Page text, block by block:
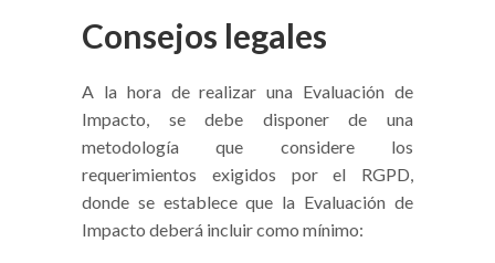
Consejos legales
A la hora de realizar una Evaluación de
Impacto, se debe disponer de una
metodología que considere los
requerimientos exigidos por el RGPD,
donde se establece que la Evaluación de
Impacto deberá incluir como mínimo: